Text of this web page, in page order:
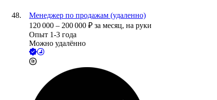
Менеджер по продажам (удаленно)
120 000 – 200 000 ₽ за месяц, на руки
Опыт 1-3 года
Можно удалённо